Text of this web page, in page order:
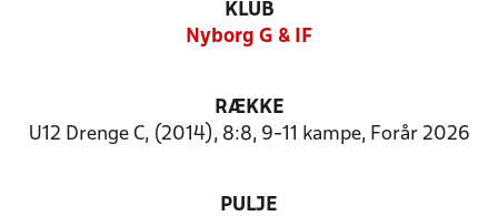
KLUB
Nyborg G & IF
RÆKKE
U12 Drenge C, (2014), 8:8, 9-11 kampe, Forår 2026
PULJE